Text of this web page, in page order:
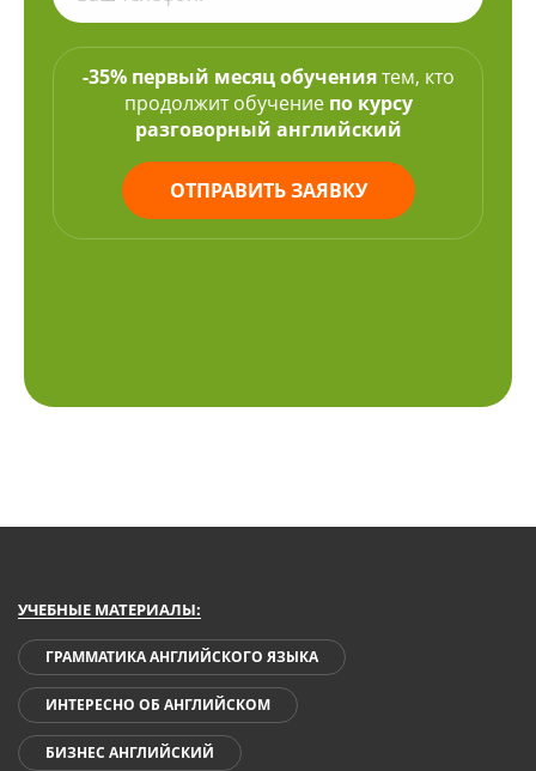
-35% первый месяц обучениятем, кто
продолжит обучение по курсу
разговорный английский
ОТПРАВИТЬ ЗАЯВКУ
УЧЕБНЫЕ МАТЕРИАЛЫ:
ГРАММАТИКА АНГЛИЙСКОГО ЯЗЫКА
ИНТЕРЕСНО ОБ АНГЛИЙСКОМ
БИЗНЕС АНГЛИЙСКИЙ